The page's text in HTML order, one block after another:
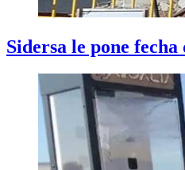
Sidersa le pone